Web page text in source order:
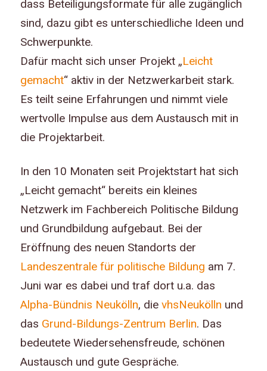
dass Beteiligungsformate für alle zugänglich
sind, dazu gibt es unterschiedliche Ideen und
Schwerpunkte.
Dafür macht sich unser Projekt „Leicht
gemacht“ aktiv in der Netzwerkarbeit stark.
Es teilt seine Erfahrungen und nimmt viele
wertvolle Impulse aus dem Austausch mit in
die Projektarbeit.
In den 10 Monaten seit Projektstart hat sich
„Leicht gemacht“ bereits ein kleines
Netzwerk im Fachbereich Politische Bildung
und Grundbildung aufgebaut. Bei der
Eröffnung des neuen Standorts der
Landeszentrale für politische Bildung am 7.
Juni war es dabei und traf dort u.a. das
Alpha-Bündnis Neukölln, die vhsNeukölln und
das Grund-Bildungs-Zentrum Berlin. Das
bedeutete Wiedersehensfreude, schönen
Austausch und gute Gespräche.